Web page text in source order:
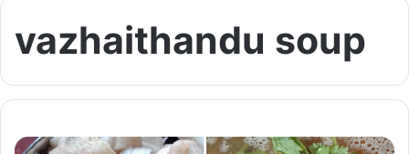
vazhaithandu soup